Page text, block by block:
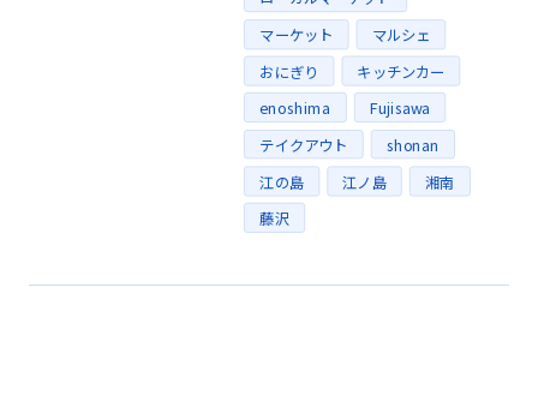
マーケット マルシェ
おにぎり キッチンカー
enoshima Fujisawa
テイクアウト shonan
江の島 江ノ島 湘南
藤沢